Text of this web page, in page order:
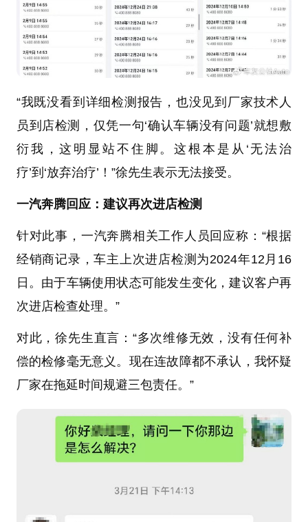
“我既没看到详细检测报告，也没见到厂家技术人
员到店检测，仅凭一句‘确认车辆没有问题’就想敷
衍我，这明显站不住脚。这根本是从‘无法治
疗’到‘放弃治疗’！”徐先生表示无法接受。
一汽奔腾回应：建议再次进店检测
针对此事，一汽奔腾相关工作人员回应称：“根据
经销商记录，车主上次进店检测为2024年12月16
日。由于车辆使用状态可能发生变化，建议客户再
次进店检查处理。”
对此，徐先生直言：“多次维修无效，没有任何补
偿的检修毫无意义。现在连故障都不承认，我怀疑
厂家在拖延时间规避三包责任。”